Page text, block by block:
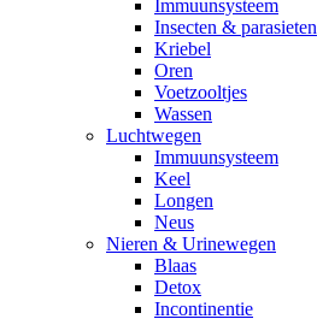
Immuunsysteem
Insecten & parasieten
Kriebel
Oren
Voetzooltjes
Wassen
Luchtwegen
Immuunsysteem
Keel
Longen
Neus
Nieren & Urinewegen
Blaas
Detox
Incontinentie